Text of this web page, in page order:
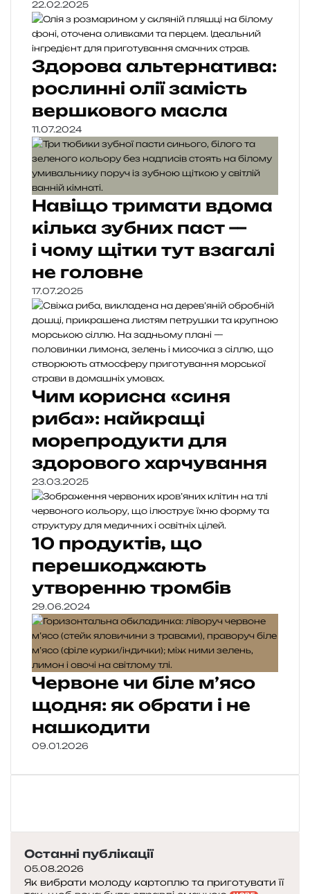
22.02.2025
Здорова альтернатива:
рослинні олії замість
вершкового масла
11.07.2024
Навіщо тримати вдома
кілька зубних паст —
і чому щітки тут взагалі
не головне
17.07.2025
Чим корисна «синя
риба»: найкращі
морепродукти для
здорового харчування
23.03.2025
10 продуктів, що
перешкоджають
утворенню тромбів
29.06.2024
Червоне чи біле м’ясо
щодня: як обрати і не
нашкодити
09.01.2026
Останні публікації
05.08.2026
Як вибрати молоду картоплю та приготувати її